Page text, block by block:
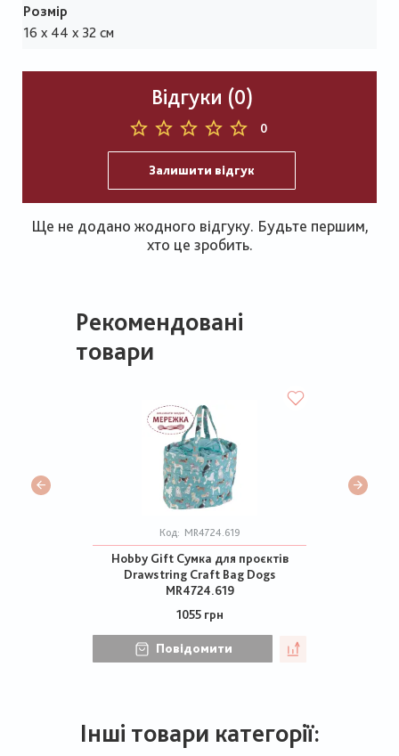
Розмір
16 x 44 x 32 см
Відгуки (0)
0
Залишити відгук
Ще не додано жодного відгуку. Будьте першим,
хто це зробить.
Рекомендовані
товари
Код: MR4724.619
Hobby Gift Сумка для проєктів
Drawstring Craft Bag Dogs
MR4724.619
1055 грн
Повідомити
Інші товари категорії: